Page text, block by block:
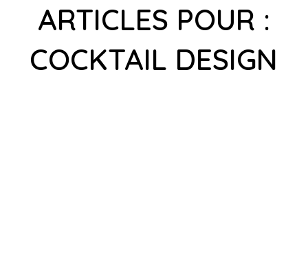
ARTICLES POUR :
COCKTAIL DESIGN